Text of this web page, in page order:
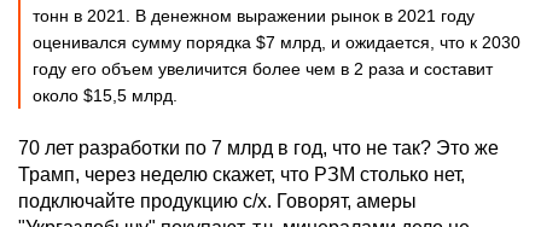
тонн в 2021. В денежном выражении рынок в 2021 году
оценивался сумму порядка $7 млрд, и ожидается, что к 2030
году его объем увеличится более чем в 2 раза и составит
около $15,5 млрд.
70 лет разработки по 7 млрд в год, что не так? Это же
Трамп, через неделю скажет, что РЗМ столько нет,
подключайте продукцию с/х. Говорят, амеры